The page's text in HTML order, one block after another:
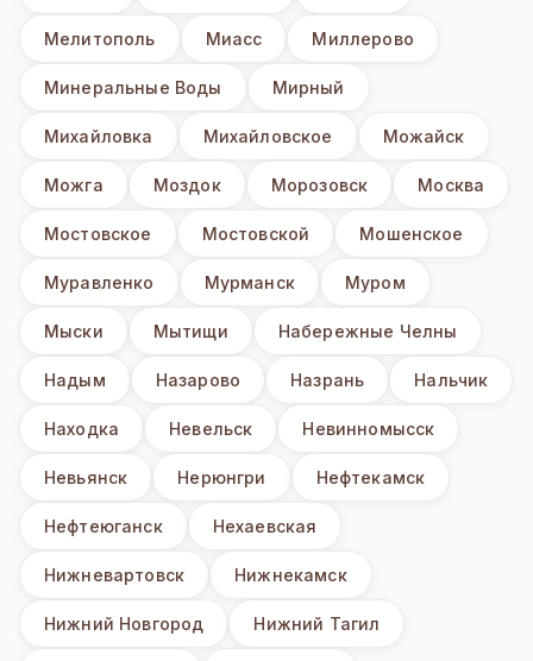
Мелитополь Миасс Миллерово
Минеральные Воды Мирный
Михайловка Михайловское Можайск
Можга Моздок Морозовск Москва
Мостовское Мостовской Мошенское
Муравленко Мурманск Муром
Мыски Мытищи Набережные Челны
Надым Назарово Назрань Нальчик
Находка Невельск Невинномысск
Невьянск Нерюнгри Нефтекамск
Нефтеюганск Нехаевская
Нижневартовск Нижнекамск
Нижний Новгород Нижний Тагил